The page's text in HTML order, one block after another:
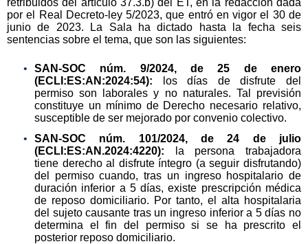
por el Real Decreto-ley 5/2023, que entró en vigor el 30 de
junio de 2023. La Sala ha dictado hasta la fecha seis
sentencias sobre el tema, que son las siguientes:
SAN-SOC núm. 9/2024, de 25 de enero
(ECLI:ES:AN:2024:54):
los días de disfrute del
permiso son laborales y no naturales. Tal previsión
constituye un mínimo de Derecho necesario relativo,
susceptible de ser mejorado por convenio colectivo.
SAN-SOC núm. 101/2024, de 24 de julio
(ECLI:ES:AN.2024:4220):
la persona trabajadora
tiene derecho al disfrute íntegro (a seguir disfrutando)
del permiso cuando, tras un ingreso hospitalario de
duración inferior a 5 días, existe prescripción médica
de reposo domiciliario. Por tanto, el alta hospitalaria
del sujeto causante tras un ingreso inferior a 5 días no
determina el fin del permiso si se ha prescrito el
posterior reposo domiciliario.